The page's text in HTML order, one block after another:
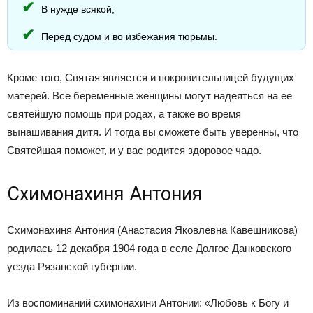
В нужде всякой;
Перед судом и во избежания тюрьмы.
Кроме того, Святая является и покровительницей будущих
матерей. Все беременные женщины могут надеяться на ее
святейшую помощь при родах, а также во время
вынашивания дитя. И тогда вы сможете быть уверенны, что
Святейшая поможет, и у вас родится здоровое чадо.
Схимонахиня Антония
Схимонахиня Антония (Анастасия Яковлевна Кавешникова)
родилась 12 декабря 1904 года в селе Долгое Данковского
уезда Рязанской губернии.
Из воспоминаний схимонахини Антонии: «Любовь к Богу и